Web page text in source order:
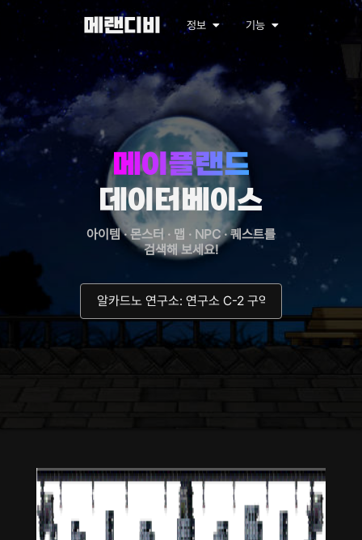
메랜디비 정보 기능
메이플랜드
데이터베이스
아이템 · 몬스터 · 맵 · NPC · 퀘스트를
검색해 보세요!